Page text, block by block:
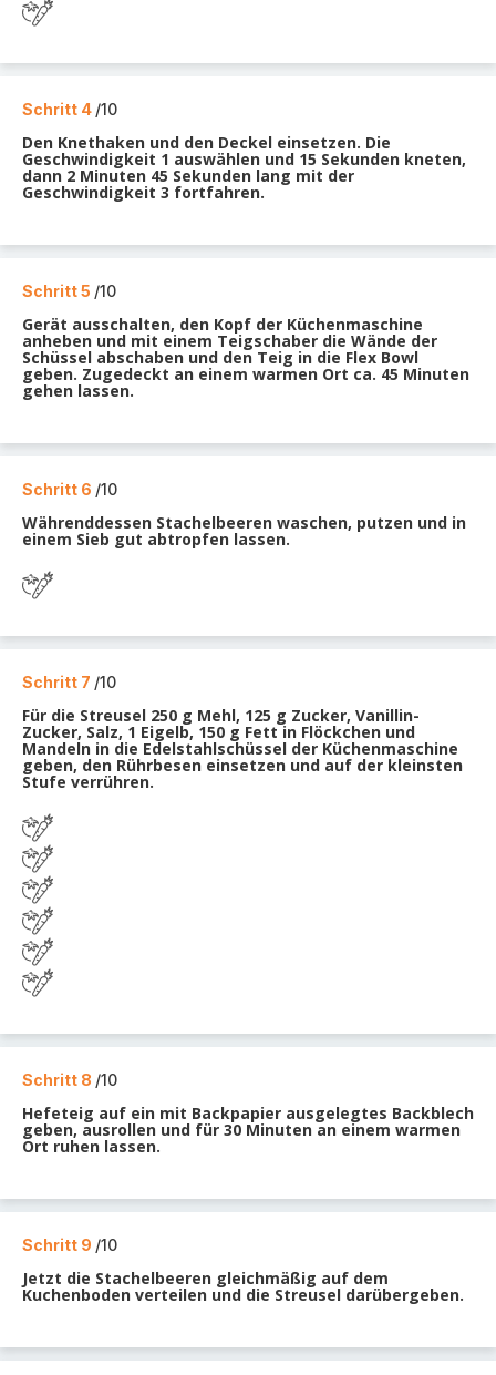
Schritt 4 /10
Den Knethaken und den Deckel einsetzen. Die
Geschwindigkeit 1 auswählen und 15 Sekunden kneten,
dann 2 Minuten 45 Sekunden lang mit der
Geschwindigkeit 3 fortfahren.
Schritt 5 /10
Gerät ausschalten, den Kopf der Küchenmaschine
anheben und mit einem Teigschaber die Wände der
Schüssel abschaben und den Teig in die Flex Bowl
geben. Zugedeckt an einem warmen Ort ca. 45 Minuten
gehen lassen.
Schritt 6 /10
Währenddessen Stachelbeeren waschen, putzen und in
einem Sieb gut abtropfen lassen.
Schritt 7 /10
Für die Streusel 250 g Mehl, 125 g Zucker, Vanillin-
Zucker, Salz, 1 Eigelb, 150 g Fett in Flöckchen und
Mandeln in die Edelstahlschüssel der Küchenmaschine
geben, den Rührbesen einsetzen und auf der kleinsten
Stufe verrühren.
Schritt 8 /10
Hefeteig auf ein mit Backpapier ausgelegtes Backblech
geben, ausrollen und für 30 Minuten an einem warmen
Ort ruhen lassen.
Schritt 9 /10
Jetzt die Stachelbeeren gleichmäßig auf dem
Kuchenboden verteilen und die Streusel darübergeben.